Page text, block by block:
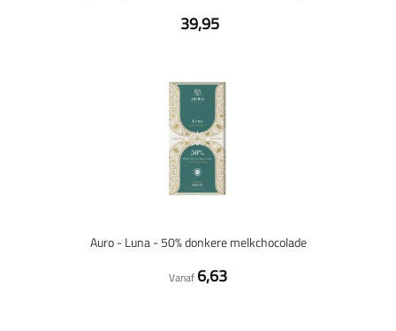
39,95
Auro - Luna - 50% donkere melkchocolade
Vanaf 6,63